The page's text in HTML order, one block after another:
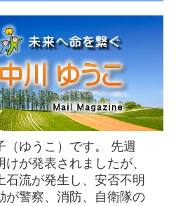
（ゆうこ）です。 先週
が発表されましたが、
石流が発生し、安否不明
が警察、消防、自衛隊の